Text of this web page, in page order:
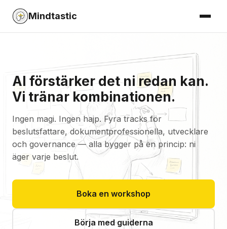
Mindtastic
AI förstärker det ni redan kan.
Vi tränar kombinationen.
Ingen magi. Ingen hajp. Fyra tracks för
beslutsfattare, dokumentprofessionella, utvecklare
och governance — alla bygger på en princip: ni
äger varje beslut.
Boka en workshop
Börja med guiderna